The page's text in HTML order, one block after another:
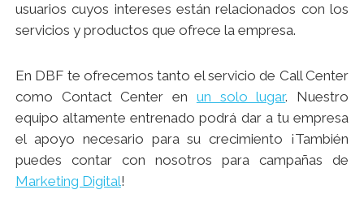
usuarios cuyos intereses están relacionados con los
servicios y productos que ofrece la empresa.
En DBF te ofrecemos tanto el servicio de Call Center
como Contact Center en un solo lugar. Nuestro
equipo altamente entrenado podrá dar a tu empresa
el apoyo necesario para su crecimiento ¡También
puedes contar con nosotros para campañas de
Marketing Digital!